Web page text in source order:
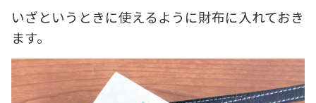
いざというときに使えるように財布に入れておき
ます。